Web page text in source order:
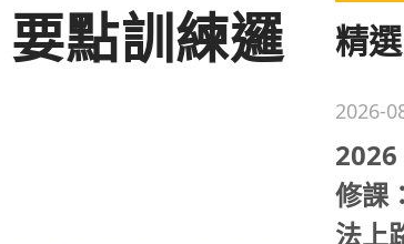
點訓練邏
精選
2026-
2026
修課
法上